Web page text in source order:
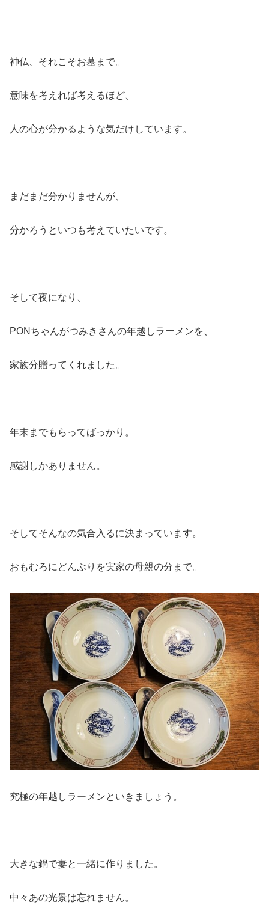
神仏、それこそお墓まで。
意味を考えれば考えるほど、
人の心が分かるような気だけしています。
まだまだ分かりませんが、
分かろうといつも考えていたいです。
そして夜になり、
PONちゃんがつみきさんの年越しラーメンを、
家族分贈ってくれました。
年末までもらってばっかり。
感謝しかありません。
そしてそんなの気合入るに決まっています。
おもむろにどんぶりを実家の母親の分まで。
究極の年越しラーメンといきましょう。
大きな鍋で妻と一緒に作りました。
中々あの光景は忘れません。